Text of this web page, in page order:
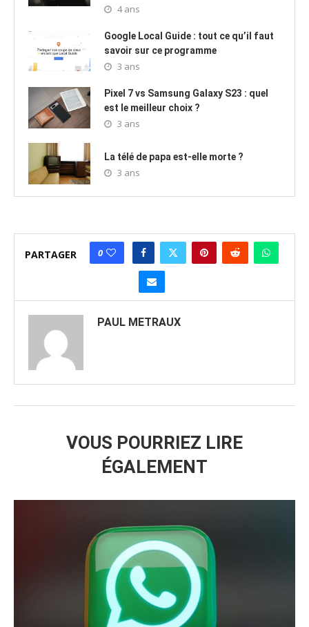
4 ans
Google Local Guide : tout ce qu’il faut
savoir sur ce programme
3 ans
Pixel 7 vs Samsung Galaxy S23 : quel
est le meilleur choix ?
3 ans
La télé de papa est-elle morte ?
3 ans
PARTAGER 0
PAUL METRAUX
VOUS POURRIEZ LIRE
ÉGALEMENT